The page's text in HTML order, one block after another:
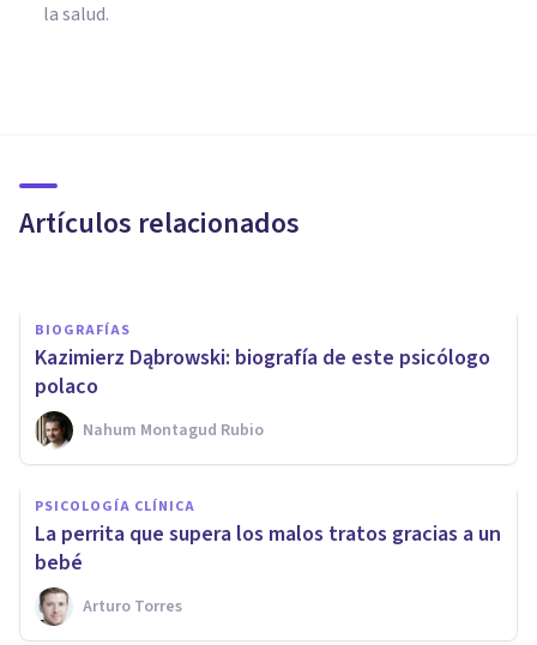
la salud.
Artículos relacionados
desde el Psicoanálisis
BIOGRAFÍAS
Kazimierz Dąbrowski: biografía de este psicólogo
polaco
Nahum Montagud Rubio
PSICOLOGÍA CLÍNICA
La perrita que supera los malos tratos gracias a un
bebé
Arturo Torres
BIOGRAFÍAS
Milton H. Erickson: biografía
de este investigador de la
hipnosis
Nahum Montagud Rubio